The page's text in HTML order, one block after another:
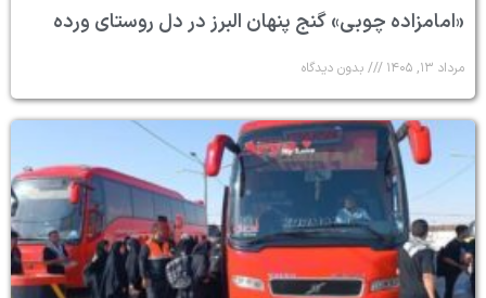
«امامزاده چوبی» گنج پنهان البرز در دل روستای ورده
مرداد ۱۳, ۱۴۰۵ بدون دیدگاه